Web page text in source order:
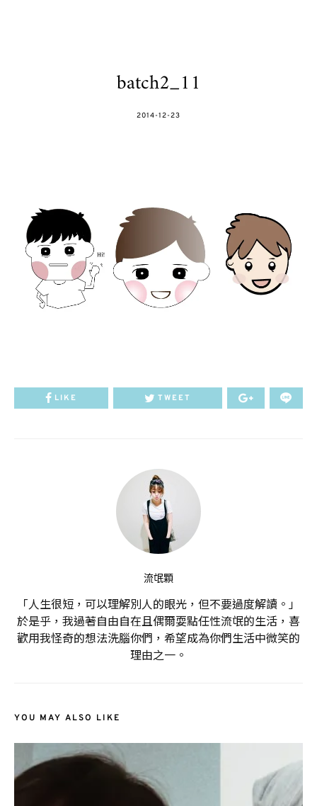
batch2_11
POSTED
2014-12-23
LIKE TWEET
流氓顆
「人生很短，可以理解別人的眼光，但不要過度解讀。」
於是乎，我過著自由自在且偶爾耍點任性流氓的生活，喜
歡用我怪奇的想法洗腦你們，希望成為你們生活中微笑的
理由之一。
YOU MAY ALSO LIKE